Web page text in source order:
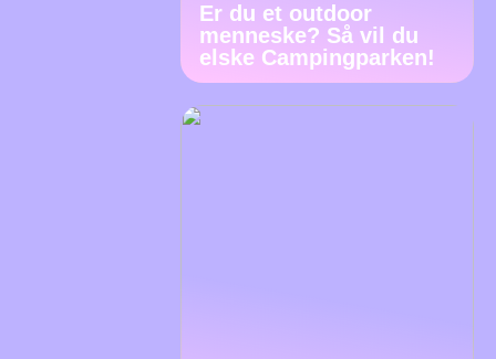
Er du et outdoor
menneske? Så vil du
elske Campingparken!